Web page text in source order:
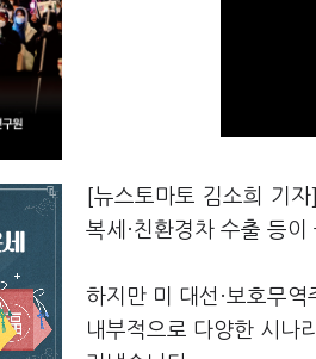
[뉴스토마토 김소희 기
복세·친환경차 수출 등
하지만 미 대선·보호무
내부적으로 다양한 시나